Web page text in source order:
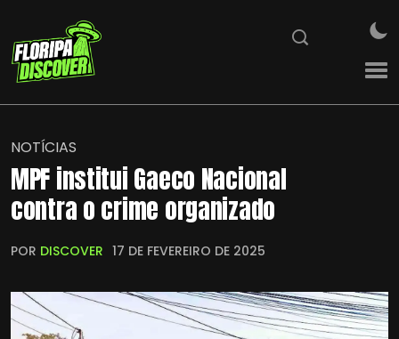
NOTÍCIAS
MPF institui Gaeco Nacional
contra o crime organizado
POR DISCOVER 17 DE FEVEREIRO DE 2025